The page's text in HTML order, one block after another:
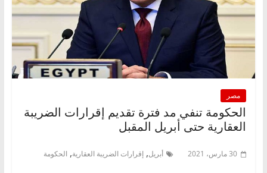
مصر
الحكومة تنفي مد فترة تقديم إقرارات الضريبة
العقارية حتى أبريل المقبل
30 مارس، 2021 أبريل, إقرارات الضريبة العقارية, الحكومة